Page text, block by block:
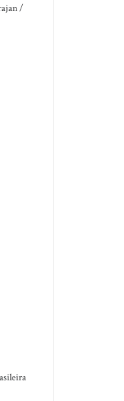
/